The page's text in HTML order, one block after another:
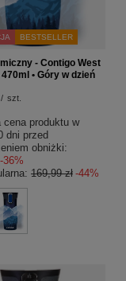
BESTSELLER
- Contigo West
470ml • Góry w dzień
/ szt.
cena produktu w
dni przed
obniżki:
-36%
169,99 zł -44%